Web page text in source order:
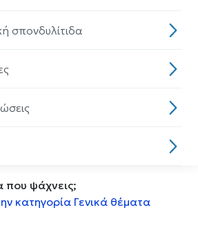
σπονδυλίτιδα
ολοκλήρωση
που ψάχνεις;
κατηγορία Γενικά θέματα